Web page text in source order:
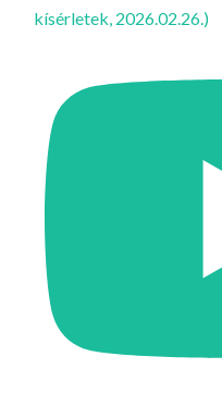
kísérletek, 2026.02.26.)